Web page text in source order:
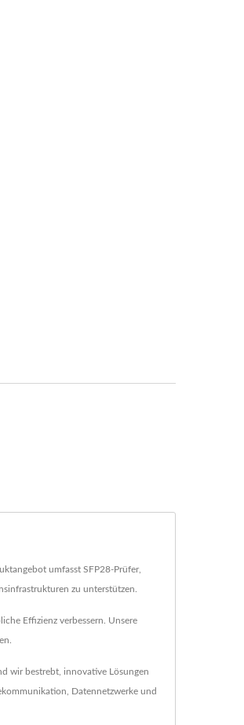
umfasst SFP28-Prüfer,
zu unterstützen.
Effizienz verbessern. Unsere
wir bestrebt, innovative Lösungen
Datennetzwerke und